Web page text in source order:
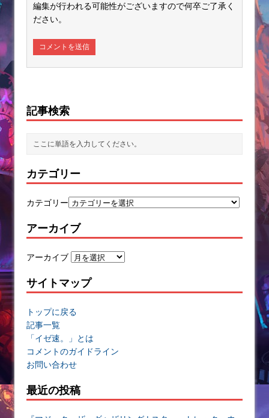
編集が行われる可能性がございますので何卒ご了承く
ださい。
記事検索
カテゴリー
カテゴリー
アーカイブ
アーカイブ
サイトマップ
トップに戻る
記事一覧
「イゼ速。」とは
コメントのガイドライン
お問い合わせ
最近の投稿